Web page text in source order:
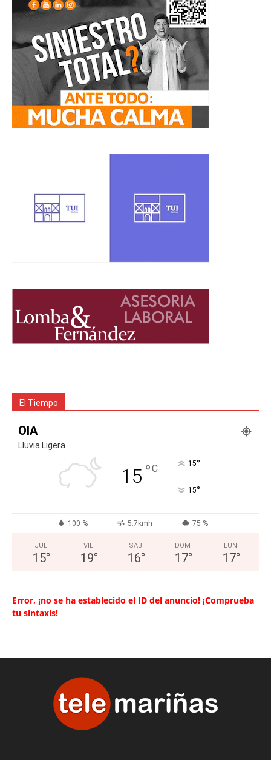
El Tiempo
OIA
Lluvia Ligera
15 °C 15°
15°
100 % 5.7kmh 75 %
JUE
15°
VIE
19°
SAB
16°
DOM
17°
LUN
17°
Error, ¡no se ha establecido el ID del anuncio! ¡Comprueba
tu sintaxis!